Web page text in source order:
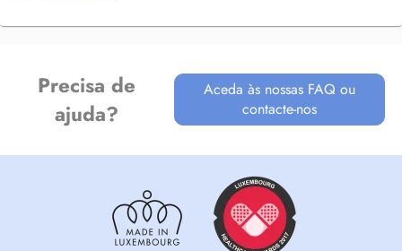
Precisa de
ajuda?
Aceda às nossas FAQ ou
contacte-nos